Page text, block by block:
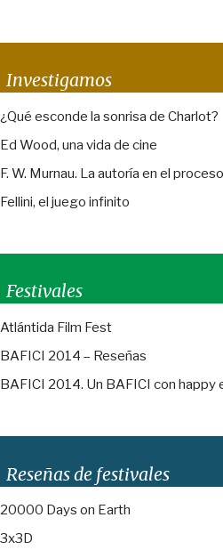
Investigamos
¿Qué esconde la sonrisa de Charlot?
Ed Wood, una vida de cine
F. W. Murnau. La autoría en el
Fellini, el juego infinito
Festivales
Atlántida Film Fest
BAFICI 2014 – Reseñas
BAFICI 2014. Un BAFICI con happy
Reseñas de festivales
20000 Days on Earth
3x3D